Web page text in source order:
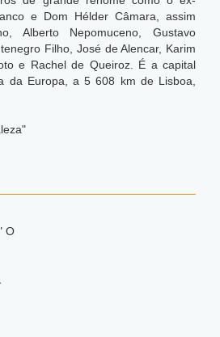
e Dom Hélder Câmara, assim
Alberto Nepomuceno, Gustavo
Filho, José de Alencar, Karim
e Rachel de Queiroz. É a capital
da Europa, a 5 608 km de Lisboa,
O